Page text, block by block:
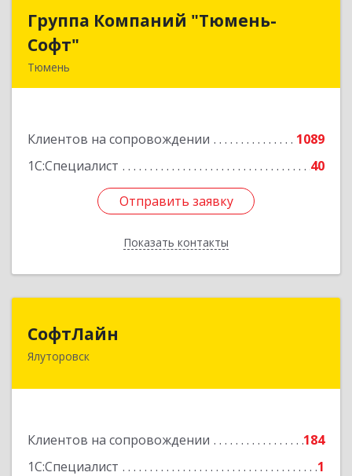
Группа Компаний "Тюмень-
Софт"
Тюмень
Клиентов на сопровождении
1089
1С:Специалист
40
Отправить заявку
Показать контакты
Группа Компаний "Тюмень-
Подробнее
Отправить заявку
Назад
СофтЛайн
Ялуторовск
Клиентов на сопровождении
184
1С:Специалист
1
627010, Тюменская обл, Ялуторовский р-н,